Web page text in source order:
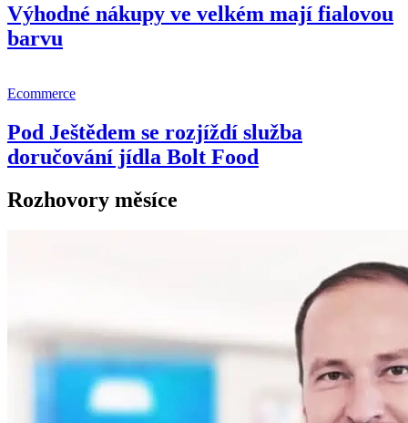
Výhodné nákupy ve velkém mají fialovou
barvu
Ecommerce
Pod Ještědem se rozjíždí služba
doručování jídla Bolt Food
Rozhovory měsíce